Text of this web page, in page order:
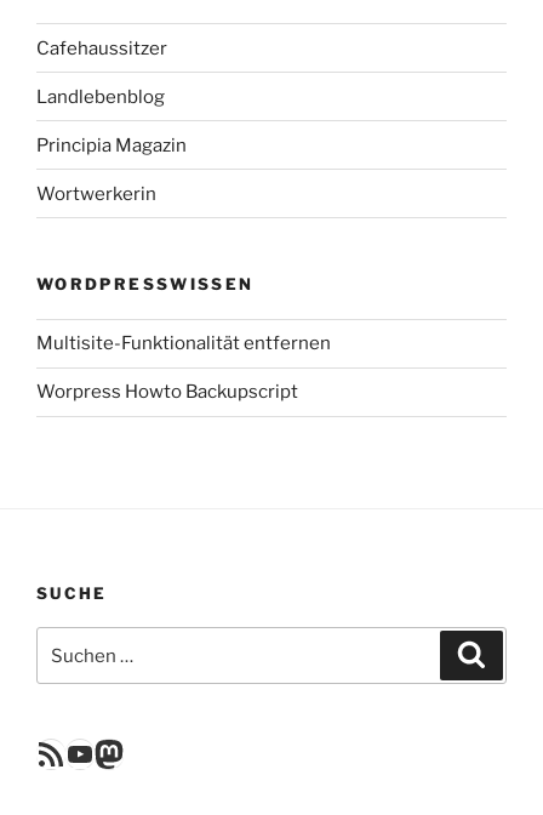
Cafehaussitzer
Landlebenblog
Principia Magazin
Wortwerkerin
WORDPRESSWISSEN
Multisite-Funktionalität entfernen
Worpress Howto Backupscript
SUCHE
nach:
RSS FeedYouTube
Mastodon